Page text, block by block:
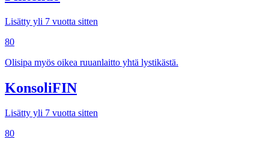
Lisätty yli 7 vuotta sitten
80
Olisipa myös oikea ruuanlaitto yhtä lystikästä.
KonsoliFIN
Lisätty yli 7 vuotta sitten
80